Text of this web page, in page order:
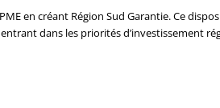
en créant Région Sud Garantie. Ce
dans les priorités d’investissement